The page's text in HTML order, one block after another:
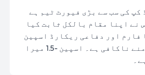
کپ کی سب سے بڑی فیورٹ ٹیم ہے
نے اپنا مقام بالکل ثابت کیا
فارم اور دفاعی ریکارڈ اسپین
کی طاقت کے سامنے ناکافی ہے۔ اسپین -1.5 میرا